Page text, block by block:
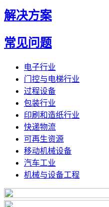
解决方案
常见问题
电子行业
门控与电梯行业
过程设备
包装行业
印刷和造纸行业
快递物流
可再生资源
移动机械设备
汽车工业
机械与设备工程